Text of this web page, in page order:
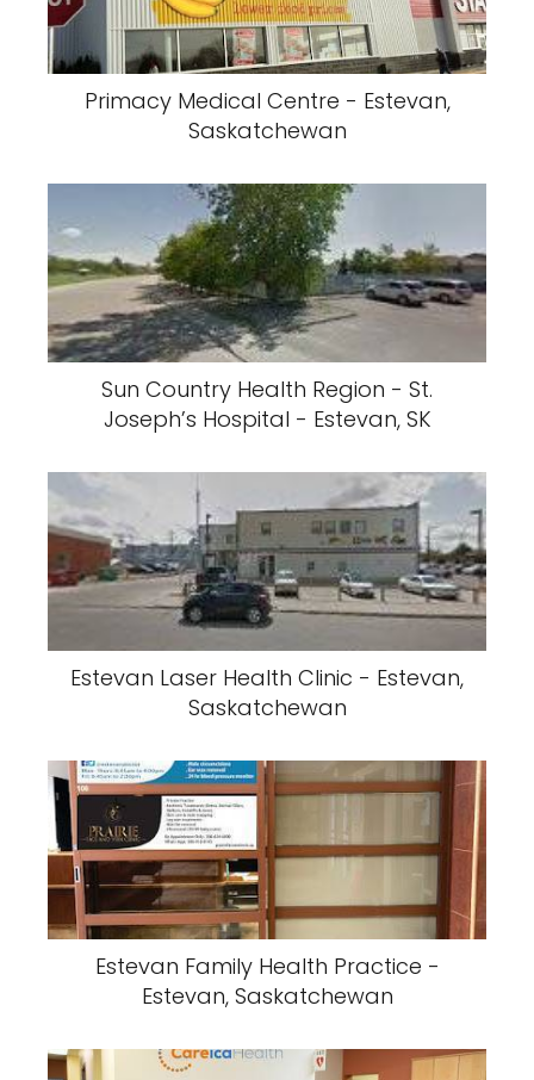
Primacy Medical Centre - Estevan,
Saskatchewan
Sun Country Health Region - St.
Joseph’s Hospital - Estevan, SK
Estevan Laser Health Clinic - Estevan,
Saskatchewan
Estevan Family Health Practice -
Estevan, Saskatchewan